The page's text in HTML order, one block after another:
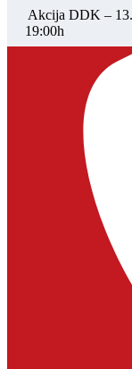
Akcija DDK –
19:00h